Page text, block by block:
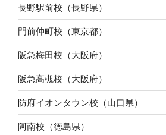
長野駅前校（長野県）
門前仲町校（東京都）
阪急梅田校（大阪府）
阪急高槻校（大阪府）
防府イオンタウン校（山口県）
阿南校（徳島県）